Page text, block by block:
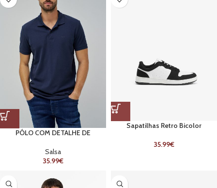
PÓLO COM DETALHE DE
Salsa
35.99€
Sapatilhas Retro Bicolor
35.99€